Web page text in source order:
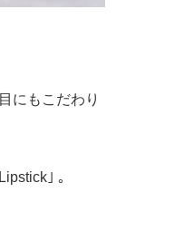
にもこだわり
｣ 。